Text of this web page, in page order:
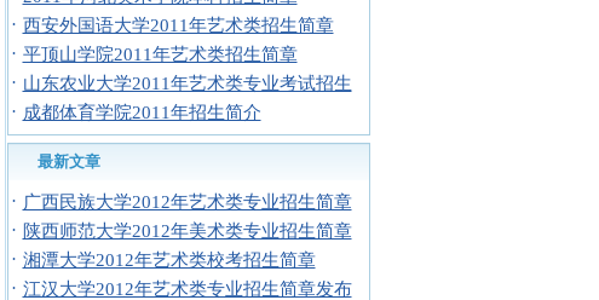
· 西安外国语大学2011年艺术类招生简章
· 平顶山学院2011年艺术类招生简章
· 山东农业大学2011年艺术类专业考试招生
· 成都体育学院2011年招生简介
最新文章
· 广西民族大学2012年艺术类专业招生简章
· 陕西师范大学2012年美术类专业招生简章
· 湘潭大学2012年艺术类校考招生简章
· 江汉大学2012年艺术类专业招生简章发布